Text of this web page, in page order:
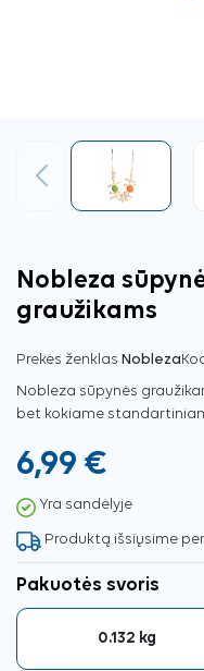
Ankstesnis
Nobleza
graužikams
Prekės ženklas Nobleza
Nobleza sūpynės
bet kokiame
6,99 €
Yra sandėlyje
Produktą išsiųsime
Pakuotės svoris
0.132 kg